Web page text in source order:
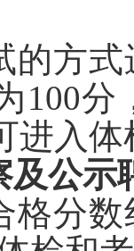
的方
100分
进入
及公示
格分